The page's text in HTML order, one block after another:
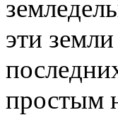
эти
простым